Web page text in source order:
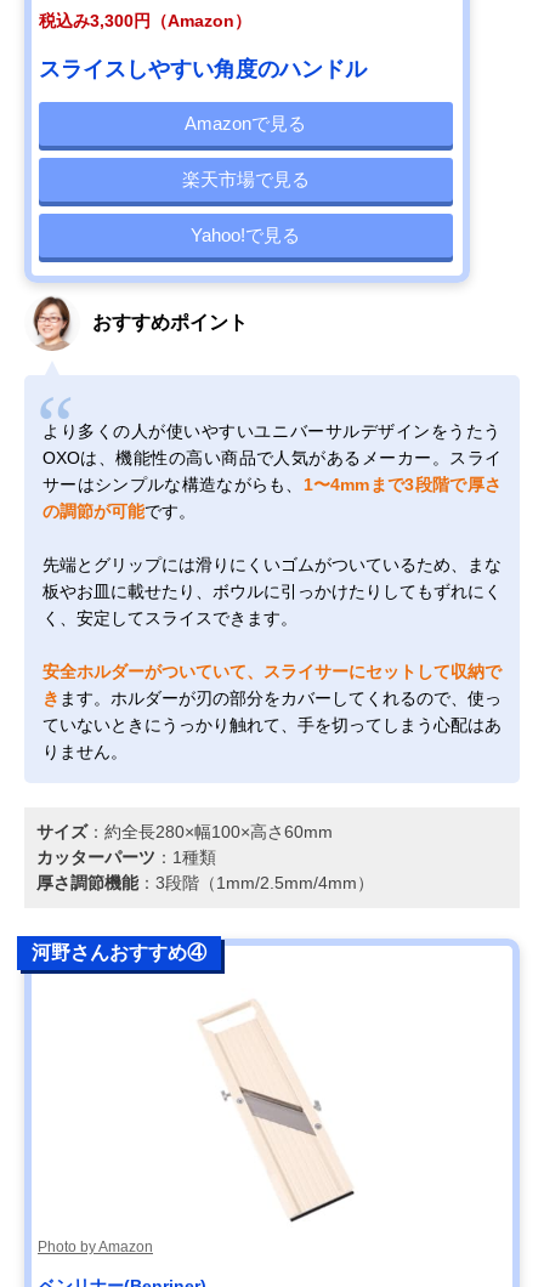
税込み3,300円（Amazon）
スライスしやすい角度のハンドル
Amazonで見る
楽天市場で見る
Yahoo!で見る
おすすめポイント
より多くの人が使いやすいユニバーサルデザインをうたう
OXOは、機能性の高い商品で人気があるメーカー。スライ
サーはシンプルな構造ながらも、 1〜4mmまで3段階で厚さ
の調節が可能です。
先端とグリップには滑りにくいゴムがついているため、まな
板やお皿に載せたり、ボウルに引っかけたりしてもずれにく
く、安定してスライスできます。
安全ホルダーがついていて、スライサーにセットして収納で
き ます。ホルダーが刃の部分をカバーしてくれるので、使っ
ていないときにうっかり触れて、手を切ってしまう心配はあ
りません。
サイズ：約全長280×幅100×高さ60mm
カッターパーツ ：1種類
厚さ調節機能：3段階（1mm/2.5mm/4mm）
河野さんおすすめ④
Photo by Amazon